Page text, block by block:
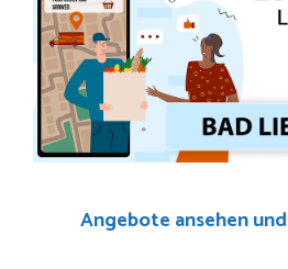
Angebote ansehen